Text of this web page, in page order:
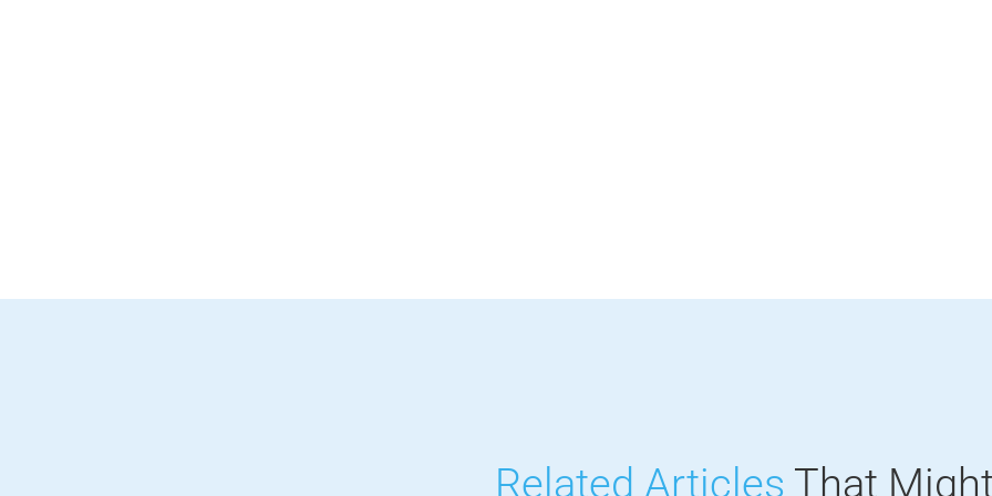
Related Articles That Might